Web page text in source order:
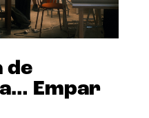
de
Empar